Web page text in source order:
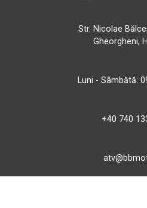
Str. Nicolae
Gheorgheni,
Luni - Sâmbătă:
+40 740